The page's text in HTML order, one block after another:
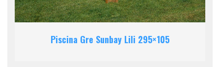
Piscina Gre Sunbay Lili 295×105